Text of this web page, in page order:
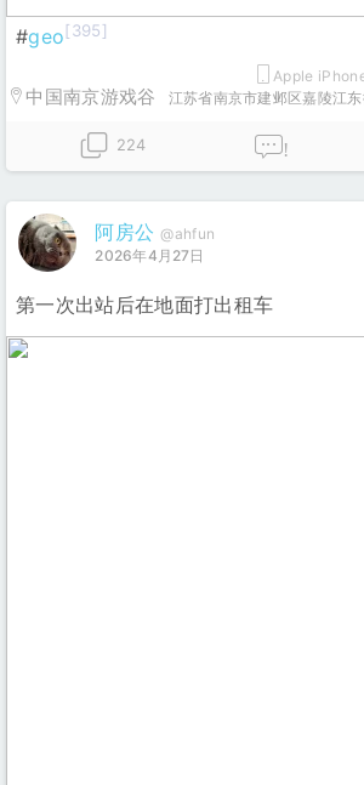
#geo[395]
Apple
中国南京游戏谷 江苏省南京市建邺区嘉陵江
224 !
阿房公 @ahfun
2026年4月27日
第一次出站后在地面打出租车